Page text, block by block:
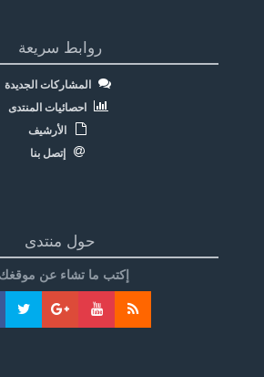
روابط سريعة
المشاركات الجديدة
احصائيات المنتدى
الأرشيف
إتصل بنا
حول منتدى
إكتب ما تشاء عن موقغك .